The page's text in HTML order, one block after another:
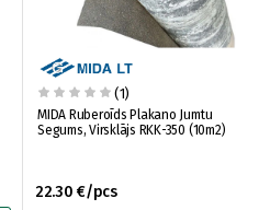
(1)
MIDA Ruberoīds Plakano Jumtu
Segums, Virsklājs RKK-350 (10m2)
22.30 €/pcs